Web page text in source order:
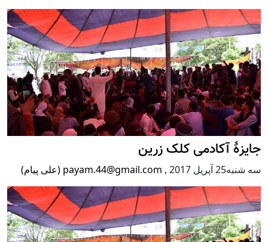
جایزۀ آکادمی کلک زرین
سه شنبه25 آپریل 2017 , payam.44@gmail.com (علی پیام)